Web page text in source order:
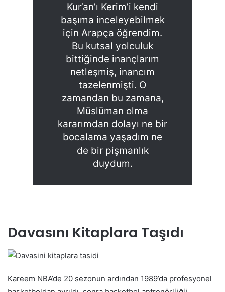
Kur’an’ı Kerim’i kendi
başıma inceleyebilmek
için Arapça öğrendim.
Bu kutsal yolculuk
bittiğinde inançlarım
netleşmiş, inancım
tazelenmişti. O
zamandan bu zamana,
Müslüman olma
kararımdan dolayı ne bir
bocalama yaşadım ne
de bir pişmanlık
duydum.
Davasını Kitaplara Taşıdı
Kareem NBA’de 20 sezonun ardından 1989’da profesyonel